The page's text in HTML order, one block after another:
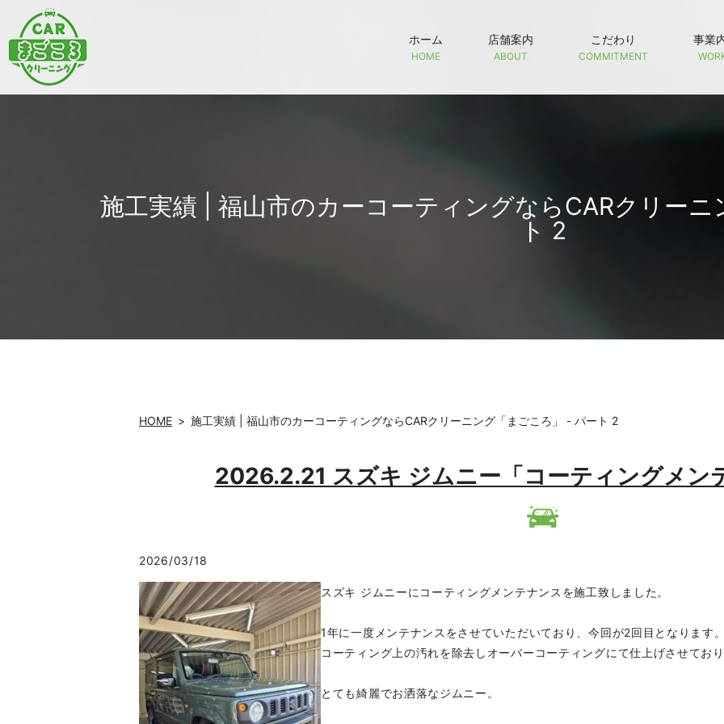
ホーム
HOME
店舗案内
ABOUT
こだわり
COMMITMENT
事業
施工実績 | 福山市のカーコーティングならCARクリー
ト 2
HOME 施工実績 | 福山市のカーコーティングならCARクリーニング「まごころ」 - パート 2
2026.2.21 スズキ ジムニー「コーティングメン
2026/03/18
スズキ ジムニーにコーティングメンテナンスを施工致しました。
1年に一度メンテナンスをさせていただいており、今回が2回目となります。
コーティング上の汚れを除去しオーバーコーティングにて仕上げさせており
とても綺麗でお洒落なジムニー。